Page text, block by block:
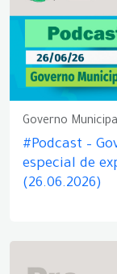
Governo
#Podcast –
especial de
(26.06.2026)